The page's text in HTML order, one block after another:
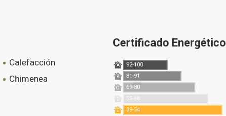
calefacción
chimenea
Certificado Energético
A 92-100
B 81-91
C 69-80
D 55-68
E 39-54